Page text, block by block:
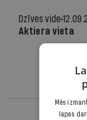
Dzīves vide
Aktiera vieta
Mēs
lapas